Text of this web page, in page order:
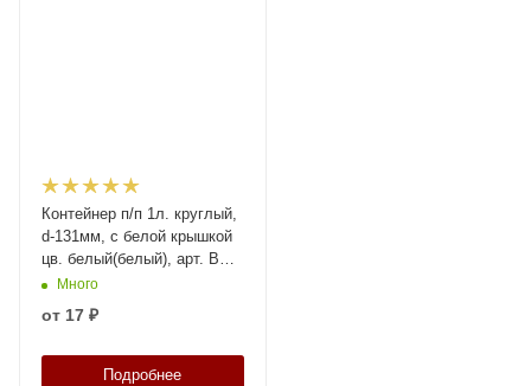
Контейнер п/п 1л. круглый,
d-131мм, с белой крышкой
цв. белый(белый), арт. ВП 1
d-131 мм (В) белый с
ручкой, код: 30057
Много
от 17 ₽
Подробнее